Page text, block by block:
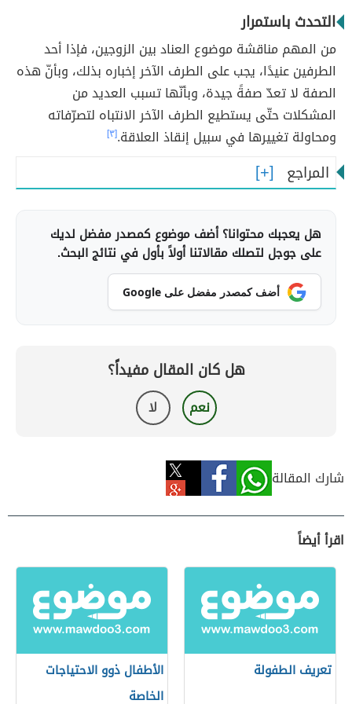
التحدث باستمرار
من المهم مناقشة موضوع العناد بين الزوجين، فإذا أحد
الطرفين عنيدًا، يجب على الطرف الآخر إخباره بذلك، وبأنّ هذه
الصفة لا تعدّ صفةً جيدة، وبأنّها تسبب العديد من
المشكلات حتّى يستطيع الطرف الآخر الانتباه لتصرّفاته
ومحاولة تغييرها في سبيل إنقاذ العلاقة.[٣]
المراجع
هل يعجبك محتوانا؟ أضف موضوع كمصدر مفضل لديك
على جوجل لتصلك مقالاتنا أولاً بأول في نتائج البحث.
أضف كمصدر مفضل على Google
هل كان المقال مفيداً؟
نعم لا
شارك المقالة
اقرأ أيضاً
تعريف الطفولة
الأطفال ذوو الاحتياجات
الخاصة